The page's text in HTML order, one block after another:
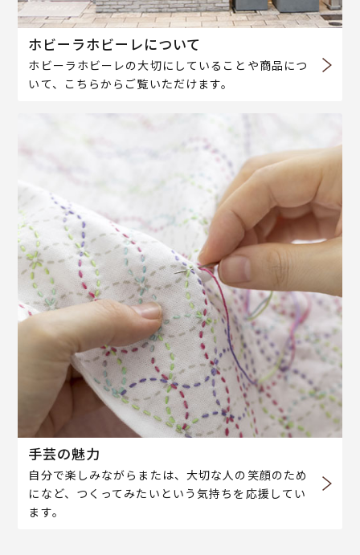
ホビーラホビーレについて
ホビーラホビーレの大切にしていることや商品につ
いて、こちらからご覧いただけます。
手芸の魅力
自分で楽しみながらまたは、大切な人の笑顔のため
になど、つくってみたいという気持ちを応援してい
ます。